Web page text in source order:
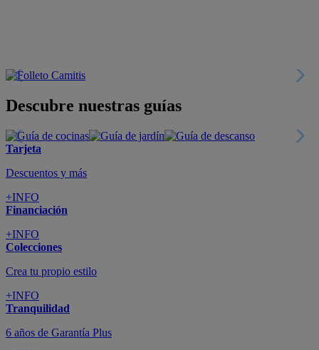
Descubre nuestras guías
Tarjeta
Descuentos y más
+INFO
Financiación
+INFO
Colecciones
Crea tu propio estilo
+INFO
Tranquilidad
6 años de Garantía Plus